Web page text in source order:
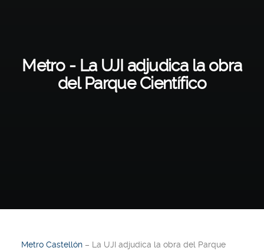
Metro - La UJI adjudica la obra
del Parque Científico
Metro Castellón – La UJI adjudica la obra del Parque